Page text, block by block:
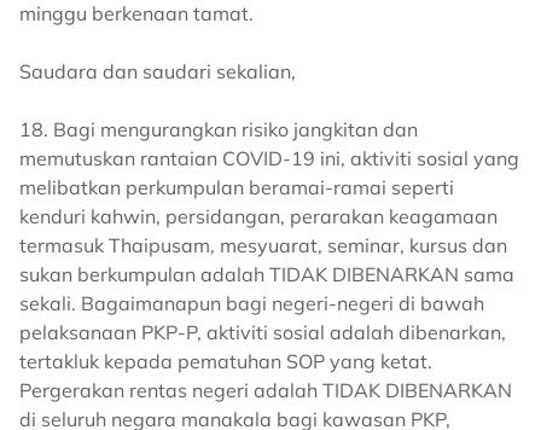
minggu berkenaan tamat.
Saudara dan saudari sekalian,
18. Bagi mengurangkan risiko jangkitan dan
memutuskan rantaian COVID-19 ini, aktiviti sosial yang
melibatkan perkumpulan beramai-ramai seperti
kenduri kahwin, persidangan, perarakan keagamaan
termasuk Thaipusam, mesyuarat, seminar, kursus dan
sukan berkumpulan adalah TIDAK DIBENARKAN sama
sekali. Bagaimanapun bagi negeri-negeri di bawah
pelaksanaan PKP-P, aktiviti sosial adalah dibenarkan,
tertakluk kepada pematuhan SOP yang ketat.
Pergerakan rentas negeri adalah TIDAK DIBENARKAN
di seluruh negara manakala bagi kawasan PKP,